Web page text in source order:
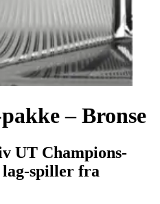
– Bronse
UT Champions-
lag-spiller fra